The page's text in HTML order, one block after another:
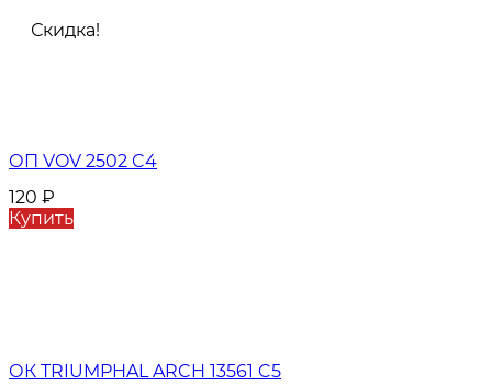
Скидка!
ОП VOV 2502 C4
120 ₽
Купить
ОК TRIUMPHAL ARCH 13561 C5